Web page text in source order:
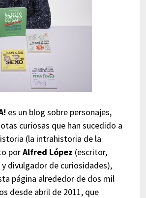
es un blog sobre personajes,
curiosas que han sucedido a
(la intrahistoria de la
porAlfred López (escritor,
divulgador de curiosidades),
página alrededor de dos mil
desde abril de 2011, que